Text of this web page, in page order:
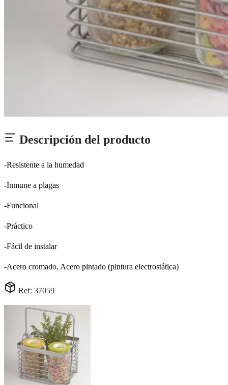
Descripción del producto
-Resistente a la humedad
-Inmune a plagas
-Funcional
-Práctico
-Fácil de instalar
-Acero cromado, Acero pintado (pintura electrostática)
Ref: 37059